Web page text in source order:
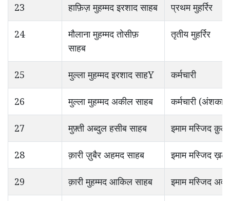
23 हाफ़िज़ मुहम्मद इरशाद साहब प्रथम मुहर्रिर
24
मौलाना मुहम्मद तोसीफ़
साहब
तृतीय मुहर्रिर
25 मुल्ला मुहम्मद इरशाद साहY कर्मचारी
26 मुल्ला मुहम्मद अकील साहब कर्मचारी
27 मुफ़्ती अब्दुल हसीब साहब इमाम मस्जिद
28 क़ारी ज़ुबैर अहमद साहब इमाम मस्जिद
29 क़ारी मुहम्मद आकिल साहब इमाम मस्जिद